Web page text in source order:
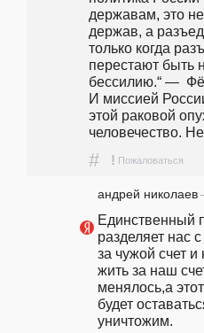
державам, это
держав, а
только когда
перестают
бессилию.“ —
И миссией
этой раковой
человечество.
# ! Пожаловаться
андpeй николаев
Единственный
разделяет нас
за чужой счет
жить за наш
менялось,а
будет
уничтожим.